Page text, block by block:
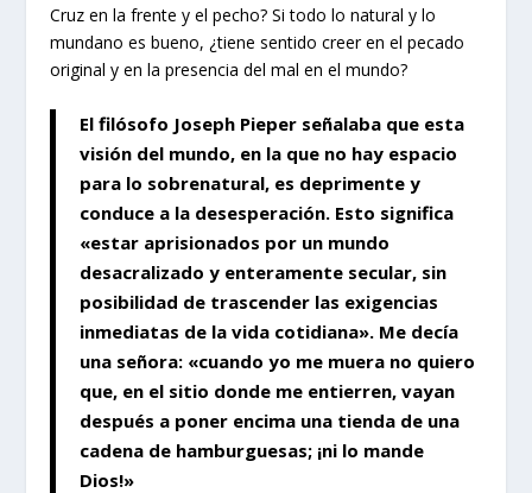
Cruz en la frente y el pecho? Si todo lo natural y lo
mundano es bueno, ¿tiene sentido creer en el pecado
original y en la presencia del mal en el mundo?
El filósofo Joseph Pieper señalaba que esta
visión del mundo, en la que no hay espacio
para lo sobrenatural, es deprimente y
conduce a la desesperación. Esto significa
«estar aprisionados por un mundo
desacralizado y enteramente secular, sin
posibilidad de trascender las exigencias
inmediatas de la vida cotidiana». Me decía
una señora: «cuando yo me muera no quiero
que, en el sitio donde me entierren, vayan
después a poner encima una tienda de una
cadena de hamburguesas; ¡ni lo mande
Dios!»